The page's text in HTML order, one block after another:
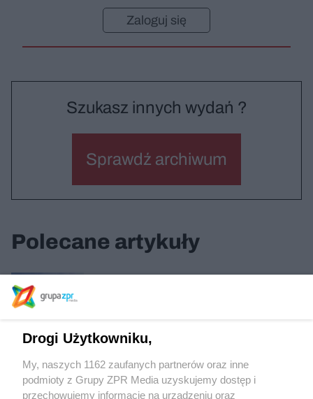
Zaloguj się
Szukasz innych wydań ?
Sprawdź archiwum
Polecane artykuły
Dwie kamienice w Poznaniu
Budynki WTW i The Tides w Warszawie
Drogi Użytkowniku,
My, naszych 1162 zaufanych partnerów oraz inne
podmioty z Grupy ZPR Media uzyskujemy dostęp i
przechowujemy informacje na urządzeniu oraz